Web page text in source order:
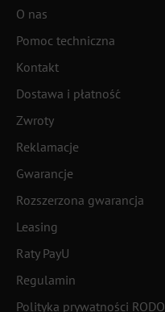
O nas
Pomoc techniczna
Kontakt
Dostawa i płatność
Zwroty
Reklamacje
Gwarancje
Rozszerzona gwarancja
Leasing
Raty PayU
Regulamin
Polityka prywatności RODO